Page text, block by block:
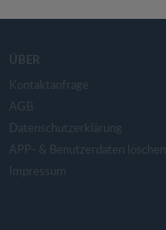
ÜBER
Kontaktanfrage
AGB
Datenschutzerklärung
APP- & Benutzerdaten löschen
Impressum